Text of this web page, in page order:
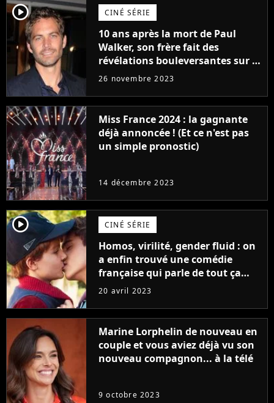
player2 CINÉ SÉRIE
10 ans après la mort de Paul
Walker, son frère fait des
révélations bouleversantes sur la
réaction des acteurs de Fast and
26 novembre 2023
Miss France 2024 : la gagnante
déjà annoncée ! (Et ce n'est pas
un simple pronostic)
14 décembre 2023
player2 CINÉ SÉRIE
Homos, virilité, gender fluid : on
a enfin trouvé une comédie
française qui parle de tout ça
sans être super ringarde
20 avril 2023
Marine Lorphelin de nouveau en
couple et vous aviez déjà vu son
nouveau compagnon... à la télé
9 octobre 2023